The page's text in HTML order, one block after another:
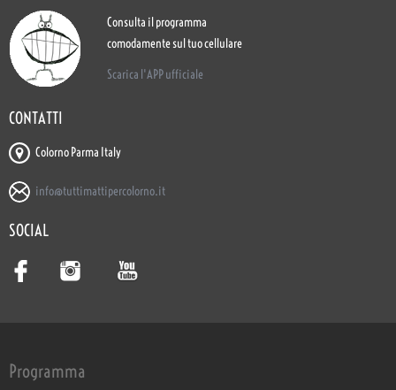
Consulta il programma
comodamente sul tuo cellulare
Scarica l'APP ufficiale
CONTATTI
Colorno Parma Italy
info@tuttimattipercolorno.it
SOCIAL
Programma